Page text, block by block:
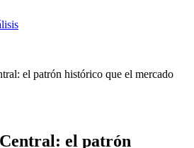
el patrón histórico que el mercado
el patrón